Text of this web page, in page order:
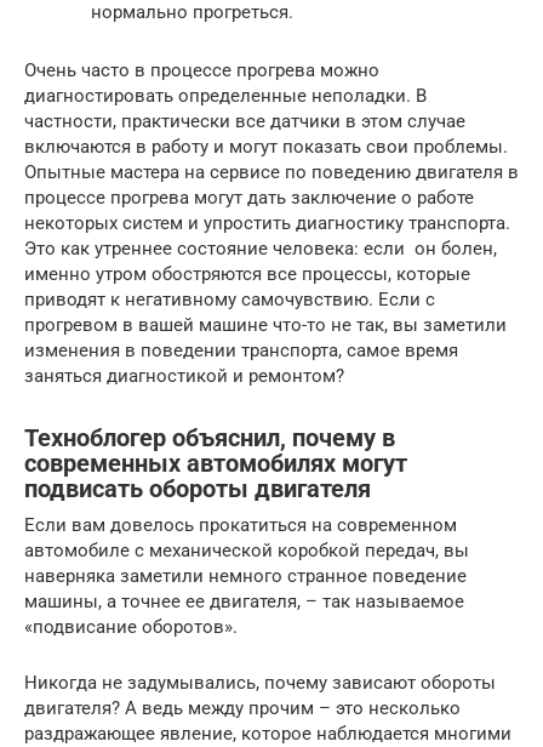
нормально прогреться.
Очень часто в процессе прогрева можно
диагностировать определенные неполадки. В
частности, практически все датчики в этом случае
включаются в работу и могут показать свои проблемы.
Опытные мастера на сервисе по поведению двигателя в
процессе прогрева могут дать заключение о работе
некоторых систем и упростить диагностику транспорта.
Это как утреннее состояние человека: если он болен,
именно утром обостряются все процессы, которые
приводят к негативному самочувствию. Если с
прогревом в вашей машине что-то не так, вы заметили
изменения в поведении транспорта, самое время
заняться диагностикой и ремонтом?
Техноблогер объяснил, почему в
современных автомобилях могут
подвисать обороты двигателя
Если вам довелось прокатиться на современном
автомобиле с механической коробкой передач, вы
наверняка заметили немного странное поведение
машины, а точнее ее двигателя, – так называемое
«подвисание оборотов».
Никогда не задумывались, почему зависают обороты
двигателя? А ведь между прочим – это несколько
раздражающее явление, которое наблюдается многими